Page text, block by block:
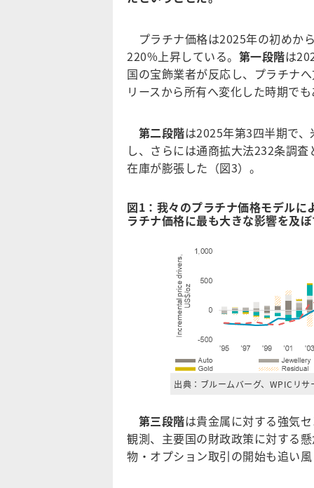
プラチナ価格は2025年の初めか
220%上昇している。 第一段階は
国の宝飾業者が反応し、プラチナ
リースから所有へ変化した時期で
第二段階は2025年第3四半期で
し、さらには通商拡大法232条調
在庫が膨張した（図3）。
図1：我々のプラチナ価格モデル
ラチナ価格に最も大きな影響を及
出典：ブルームバーグ、WPICリサ
第三段階は貴金属に対する強気
観測、主要国の財政政策に対する
物・オプション取引の開始も追い